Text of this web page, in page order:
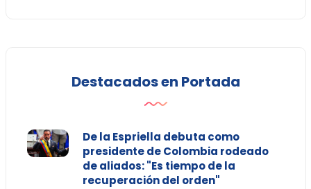
Destacados en Portada
De la Espriella debuta como
presidente de Colombia rodeado
de aliados: "Es tiempo de la
recuperación del orden"